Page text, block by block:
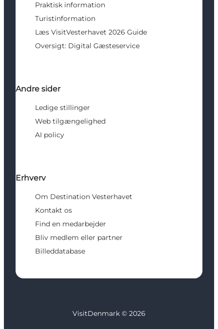
Praktisk information
Turistinformation
Læs VisitVesterhavet 2026 Guide
Oversigt: Digital Gæsteservice
Andre sider
Ledige stillinger
Web tilgængelighed
AI policy
Erhverv
Om Destination Vesterhavet
Kontakt os
Find en medarbejder
Bliv medlem eller partner
Billeddatabase
VisitDenmark © 2026